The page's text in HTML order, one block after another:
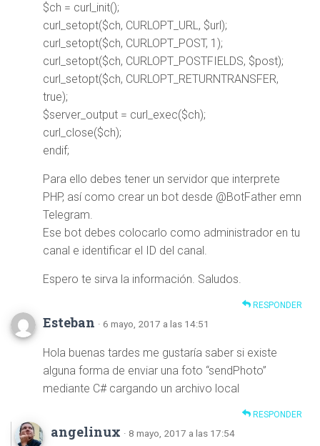
$ch = curl_init();
curl_setopt($ch, CURLOPT_URL, $url);
curl_setopt($ch, CURLOPT_POST, 1);
curl_setopt($ch, CURLOPT_POSTFIELDS, $post);
curl_setopt($ch, CURLOPT_RETURNTRANSFER,
true);
$server_output = curl_exec($ch);
curl_close($ch);
endif;
Para ello debes tener un servidor que interprete
PHP, así como crear un bot desde @BotFather emn
Telegram.
Ese bot debes colocarlo como administrador en tu
canal e identificar el ID del canal.
Espero te sirva la información. Saludos.
RESPONDER
Esteban · 6 mayo, 2017 a las 14:51
Hola buenas tardes me gustaría saber si existe
alguna forma de enviar una foto “sendPhoto”
mediante C# cargando un archivo local
RESPONDER
angelinux · 8 mayo, 2017 a las 17:54